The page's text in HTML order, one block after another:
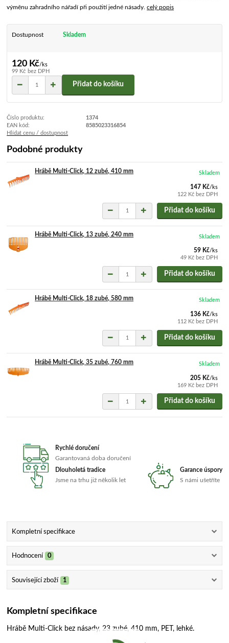
výměnu zahradního nářadí při použití jedné násady.celý popis
Dostupnost Skladem
120 Kč/ks
99 Kč bez DPH
Přidat do košíku
Číslo produktu:
1374
EAN kód:
8585023316854
Hlídat cenu / dostupnost
Podobné produkty
Hrábě Multi-Click, 12 zubé, 410 mm
147 Kč/ks
122 Kč bez DPH
Skladem
Přidat do košíku
Hrábě Multi-Click, 13 zubé, 240 mm
59 Kč/ks
49 Kč bez DPH
Skladem
Přidat do košíku
Hrábě Multi-Click, 18 zubé, 580 mm
136 Kč/ks
112 Kč bez DPH
Skladem
Přidat do košíku
Hrábě Multi-Click, 35 zubé, 760 mm
205 Kč/ks
169 Kč bez DPH
Skladem
Přidat do košíku
Rychlé doručení
Garantovaná doba doručení
Dlouholetá tradice
Jsme na trhu již několik let
Garance úspory
S námi ušetříte
Kompletní specifikace
Hodnocení 0
Související zboží 1
Kompletní specifikace
Hrábě Multi-Click bez násady, 23 zubé, 410 mm, PET, lehké.